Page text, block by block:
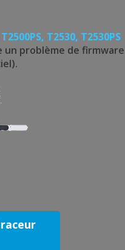
T2530, T2530PS
un problème de firmware